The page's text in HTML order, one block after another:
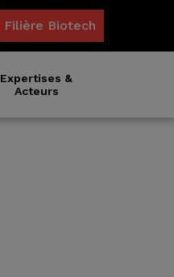
Filière Biotech
Expertises &
Acteurs